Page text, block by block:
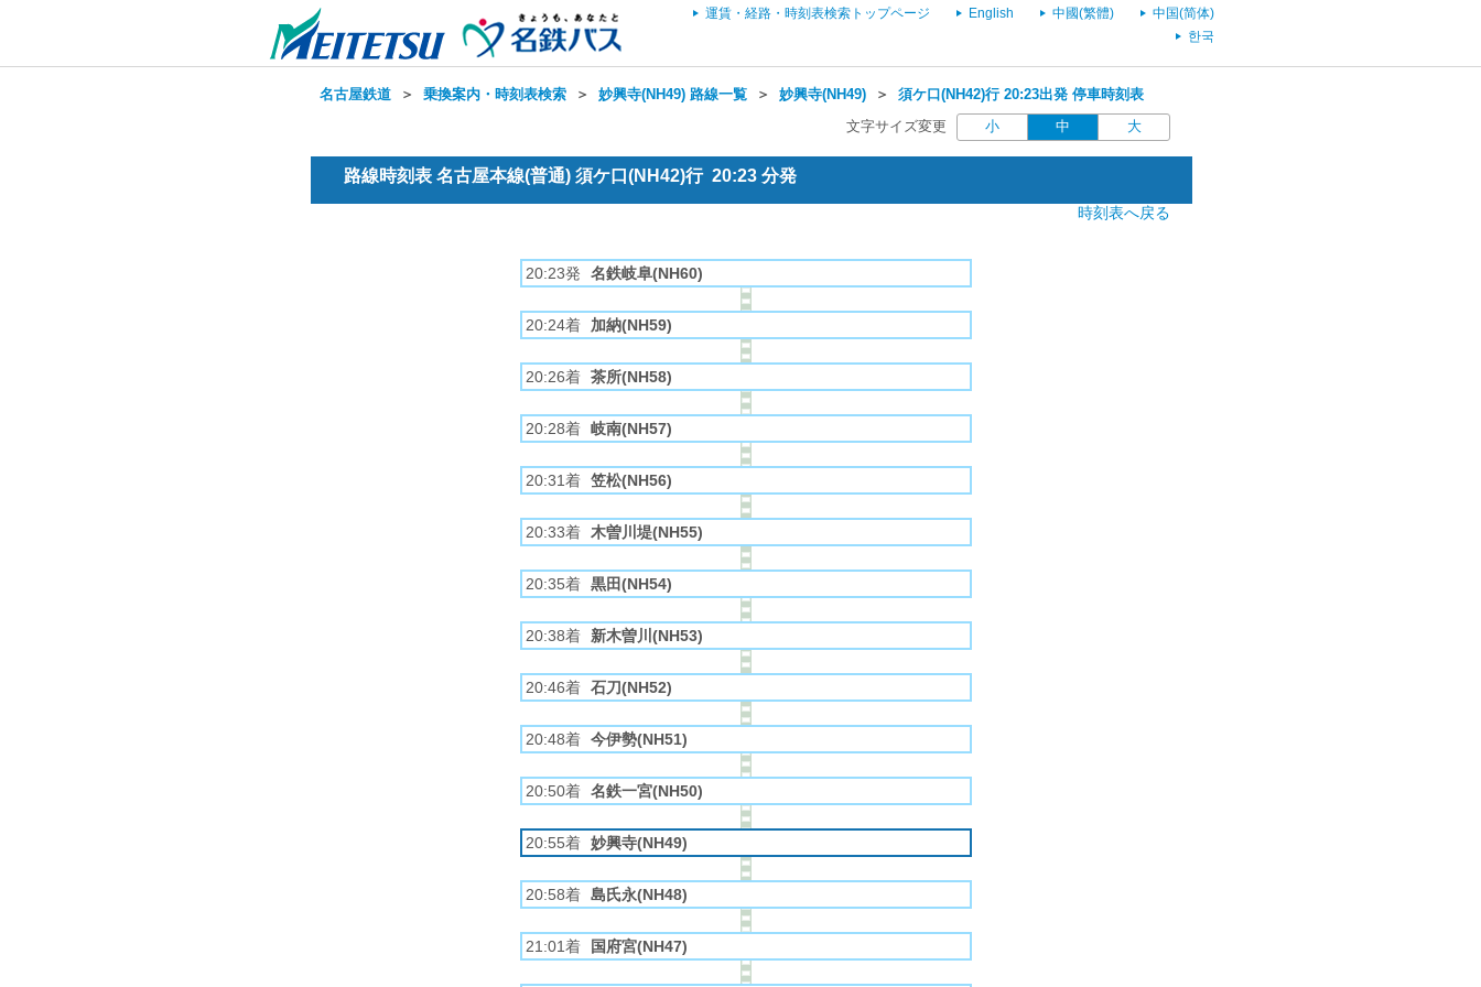
運賃・経路・時刻表検索トップページ English 中國(繁體)
中国(简体)
한국
名古屋鉄道 ＞ 乗換案内・時刻表検索 ＞ 妙興寺(NH49) 路線一覧 ＞ 妙興寺(NH49) ＞ 須ケ口(NH42)行 20:23出発 停車時刻表
文字サイズ変更 小 中 大
路線時刻表 名古屋本線(普通) 須ケ口(NH42)行 20:23 分発
時刻表へ戻る
20:23発 名鉄岐阜(NH60)
20:24着 加納(NH59)
20:26着 茶所(NH58)
20:28着 岐南(NH57)
20:31着 笠松(NH56)
20:33着 木曽川堤(NH55)
20:35着 黒田(NH54)
20:38着 新木曽川(NH53)
20:46着 石刀(NH52)
20:48着 今伊勢(NH51)
20:50着 名鉄一宮(NH50)
20:55着 妙興寺(NH49)
20:58着 島氏永(NH48)
21:01着 国府宮(NH47)